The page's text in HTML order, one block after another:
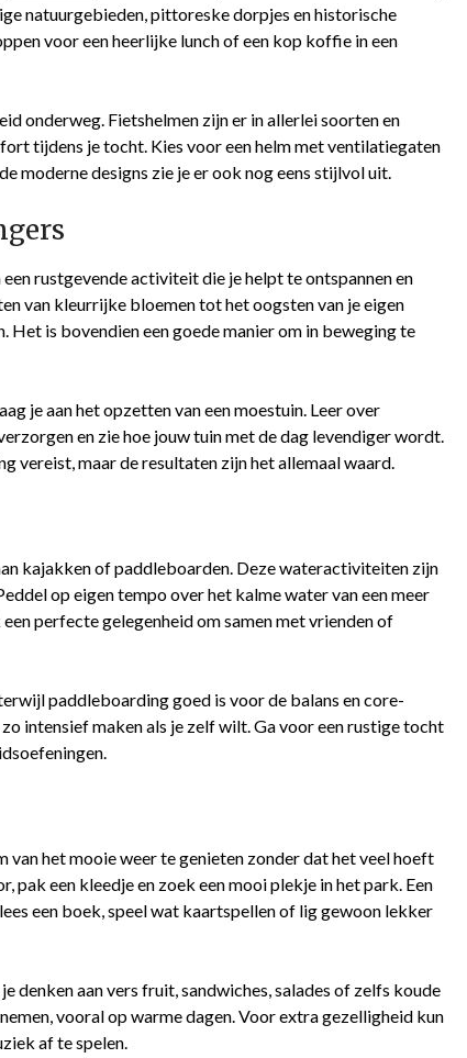
natuurgebieden, pittoreske dorpjes en historische
voor een heerlijke lunch of een kop koffie in een
onderweg. Fietshelmen zijn er in allerlei soorten en
tijdens je tocht. Kies voor een helm met ventilatiegaten
moderne designs zie je er ook nog eens stijlvol uit.
rustgevende activiteit die je helpt te ontspannen en
van kleurrijke bloemen tot het oogsten van je eigen
Het is bovendien een goede manier om in beweging te
je aan het opzetten van een moestuin. Leer over
en zie hoe jouw tuin met de dag levendiger wordt.
vereist, maar de resultaten zijn het allemaal waard.
kajakken of paddleboarden. Deze wateractiviteiten zijn
op eigen tempo over het kalme water van een meer
perfecte gelegenheid om samen met vrienden of
paddleboarding goed is voor de balans en core-
intensief maken als je zelf wilt. Ga voor een rustige tocht
van het mooie weer te genieten zonder dat het veel hoeft
pak een kleedje en zoek een mooi plekje in het park. Een
een boek, speel wat kaartspellen of lig gewoon lekker
denken aan vers fruit, sandwiches, salades of zelfs koude
vooral op warme dagen. Voor extra gezelligheid kun
af te spelen.